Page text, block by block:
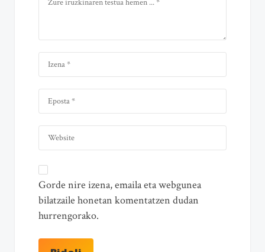
Gorde nire izena, emaila eta webgunea
bilatzaile honetan komentatzen dudan
hurrengorako.